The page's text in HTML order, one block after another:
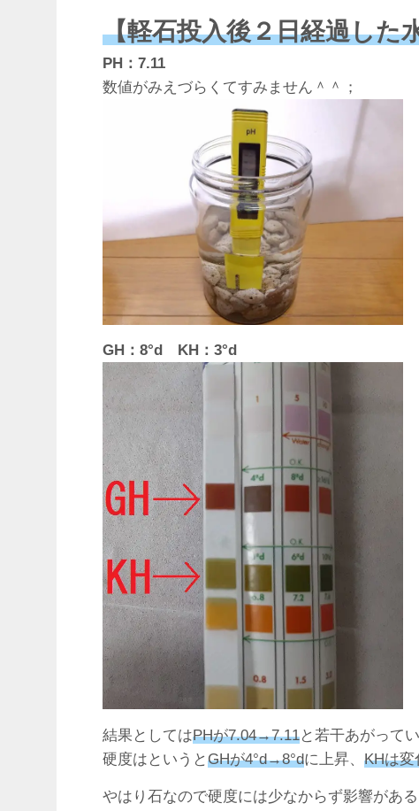
【軽石投入後２日経過した
PH：7.11
数値がみえづらくてすみません＾＾；
GH：8°d KH：3°d
結果としてはPHが7.04→7.11と若干あがって
硬度はというとGHが4°d→8°dに上昇、 KHは変
やはり石なので硬度には少なからず影響がある